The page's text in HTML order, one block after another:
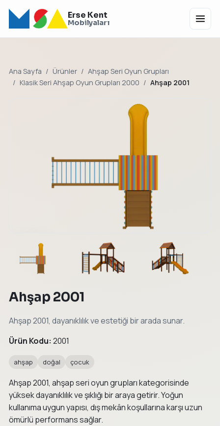
Erse Kent
Mobilyaları Menü
Ana Sayfa Ürünler
Ahşap Seri Oyun Grupları
Klasik Seri Ahşap Oyun Grupları 2000
Ahşap 2001
→
Ahşap 2001
Ahşap 2001, dayanıklılık ve estetiği bir arada sunar.
Ürün Kodu: 2001
ahşap doğal çocuk
Ahşap 2001, ahşap seri oyun grupları kategorisinde
yüksek dayanıklılık ve şıklığı bir araya getirir. Yoğun
kullanıma uygun yapısı, dış mekân koşullarına karşı uzun
ömürlü performans sağlar.